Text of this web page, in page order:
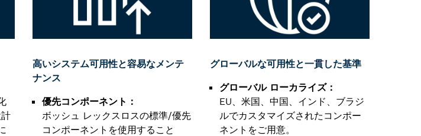
高いシステム可用性と容易なメンテ
ナンス
優先コンポーネント：
ボッシュ レックスロスの標準/優先
コンポーネントを使用すること
グローバルな可用性と一貫した基準
グローバル ローカライズ：
EU、米国、中国、インド、ブラジ
ルでカスタマイズされたコンポー
ネントをご用意。